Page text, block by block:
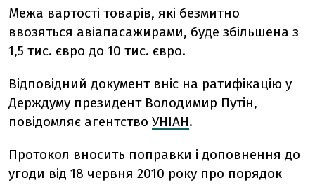
Межа вартості товарів, які безмитно
ввозяться авіапасажирами, буде збільшена з
1,5 тис. євро до 10 тис. євро.
Відповідний документ вніс на ратифікацію у
Держдуму президент Володимир Путін,
повідомляє агентство УНІАН.
Протокол вносить поправки і доповнення до
угоди від 18 червня 2010 року про порядок